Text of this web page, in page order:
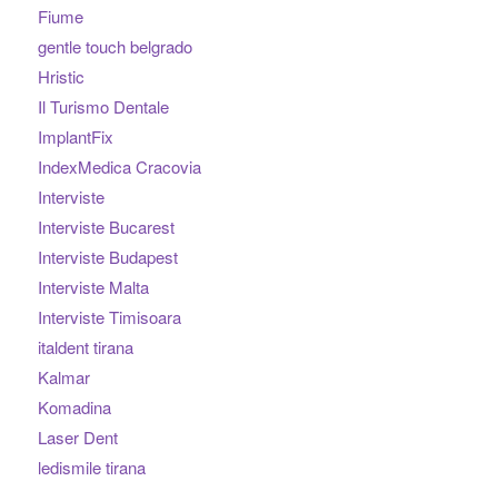
Fiume
gentle touch belgrado
Hristic
Il Turismo Dentale
ImplantFix
IndexMedica Cracovia
Interviste
Interviste Bucarest
Interviste Budapest
Interviste Malta
Interviste Timisoara
italdent tirana
Kalmar
Komadina
Laser Dent
ledismile tirana